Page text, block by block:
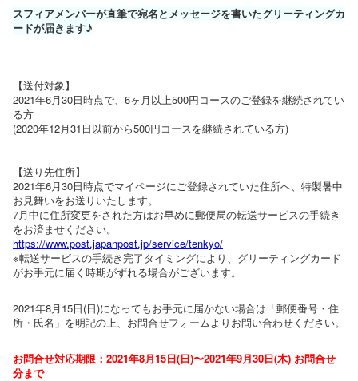
スフィアメンバーが直筆で宛名とメッセージを書いたグリーティングカ
ードが届きます♪
【送付対象】
2021年6月30日時点で、6ヶ月以上500円コースのご登録を継続されてい
る方
(2020年12月31日以前から500円コースを継続されている方)
【送り先住所】
2021年6月30日時点でマイページにご登録されていた住所へ、特製暑中
お見舞いをお送りいたします。
7月中に住所変更をされた方はお早めに郵便局の転送サービスの手続き
をお済ませください。
https://www.post.japanpost.jp/service/tenkyo/
※転送サービスの手続き完了タイミングにより、グリーティングカード
がお手元に届く時期がずれる場合がございます。
2021年8月15日(日)になってもお手元に届かない場合は「郵便番号・住
所・氏名」を明記の上、お問合せフォームよりお問い合わせください。
お問合せ対応期限：2021年8月15日(日)〜2021年9月30日(木) お問合せ
分まで